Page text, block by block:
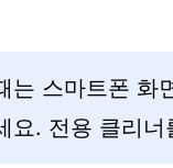
는 스마트폰 화
요. 전용 클리